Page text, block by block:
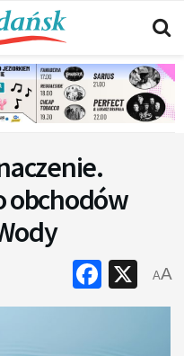
obchodów
X
AA